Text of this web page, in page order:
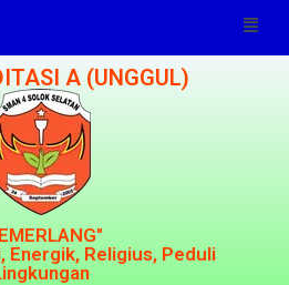
A (UNGGUL)
Energik, Religius, Peduli